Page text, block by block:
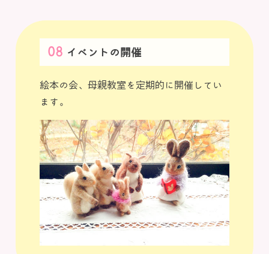
イベントの開催
絵本の会、母親教室を定期的に開催してい
ます。